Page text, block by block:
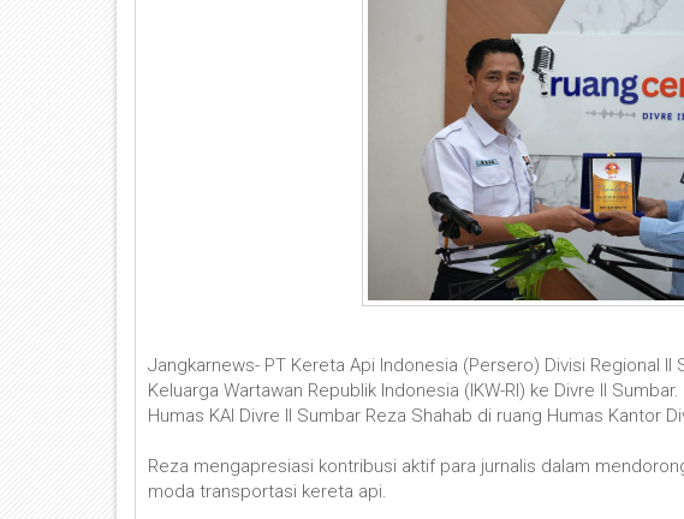
Jangkarnews- PT Kereta Api Indonesia (Persero) Divisi Regional II
Keluarga Wartawan Republik Indonesia (IKW-RI) ke Divre II
Humas KAI Divre II Sumbar Reza Shahab di ruang Humas Kantor
Reza mengapresiasi kontribusi aktif para jurnalis dalam
moda transportasi kereta api.